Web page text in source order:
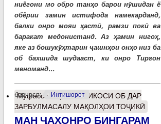
ниёгони мо обро танҳо барои нӯшидан ё
обёрии замин истифода намекарданд,
балки онро мояи ҳастӣ, рамзи покӣ ва
баракат медонистанд. Аз ҳамин нигоҳ,
яке аз бошукӯҳтарин ҷашнҳои онҳо низ ба
об бахшида шудааст, ки онро Тиргон
меноманд...
барчасп: Интишорот
Муфассалтаро ИНЪИКОСИ ОБ ДАР
ЗАРБУЛМАСАЛУ МАҚОЛҲОИ ТОҶИКӢ
МАН ҶАҲОНРО БИНГАРАМ